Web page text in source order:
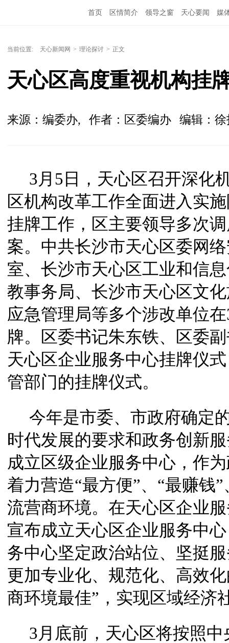
首页 区情简介 领导之窗 天心要闻 媒
当前位置: 天心新闻网 > 理论探讨 > 正文
天心区高度重视机构挂
来源：编委办, 作者：区委编办 编辑：
3月5日，天心区召开深化
区机构改革工作全面进入实
挂牌工作，区主要领导多次
案。中共长沙市天心区委网
室、长沙市天心区工业和信
教事务局、长沙市天心区文
应急管理局等多个涉改单位在
牌。区委书记朱东铁、区委
天心区企业服务中心挂牌仪
管部门的挂牌仪式。
今年是市委、市政府确定
时代发展的要求和政务创新
成立区级企业服务中心， 作为
着力营造“最方便”、“最赚钱
流营商环境。 在天心区企业
宣布成立天心区企业服务中
务中心坚定政治站位、 坚挺
更加专业化、规范化、高效化
商环境最佳” ， 实现区域经济
3月底前，天心区将按照